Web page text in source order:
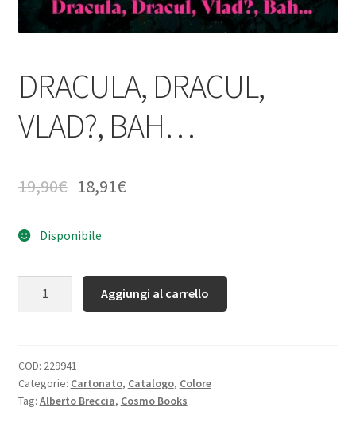
DRACULA, DRACUL,
VLAD?, BAH…
19,90€ 18,91€
Disponibile
Aggiungi al carrello
COD: 229941
Categorie: Cartonato, Catalogo, Colore
Tag: Alberto Breccia, Cosmo Books